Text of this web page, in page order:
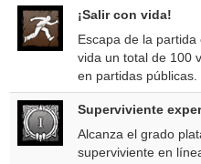
¡Salir con vida!
Escapa de la partida
vida un total de 100
en partidas públicas.
Superviviente
Alcanza el grado
superviviente en